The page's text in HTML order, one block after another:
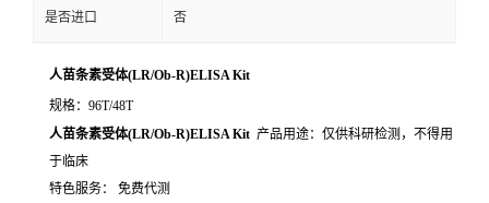
是否进口 否
人苗条素受体(LR/Ob-R)ELISA Kit
规格：96T/48T
人苗条素受体(LR/Ob-R)ELISA Kit 产品用途：仅供科研检测，不得用
于临床
特色服务： 免费代测